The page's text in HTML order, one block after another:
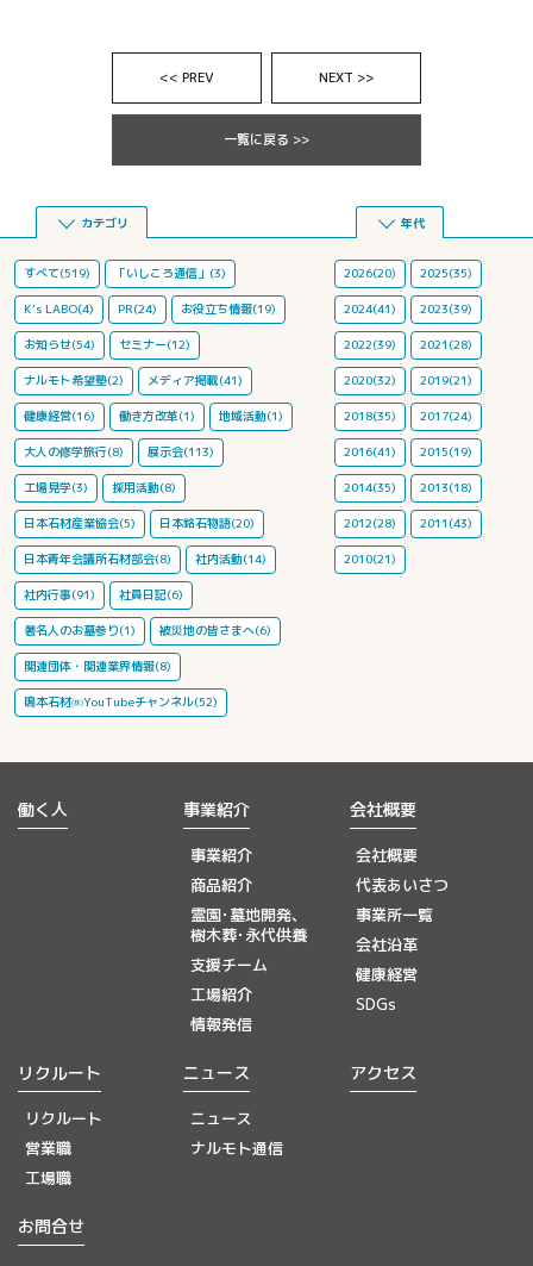
<< PREV NEXT >>
一覧に戻る >>
カテゴリ
すべて(519) 「いしころ通信」(3)
K's LABO(4) PR(24) お役立ち情報(19)
お知らせ(54) セミナー(12)
ナルモト希望塾(2) メディア掲載(41)
健康経営(16) 働き方改革(1) 地域活動(1)
大人の修学旅行(8) 展示会(113)
工場見学(3) 採用活動(8)
日本石材産業協会(5) 日本銘石物語(20)
日本青年会議所石材部会(8) 社内活動(14)
社内行事(91) 社員日記(6)
著名人のお墓参り(1) 被災地の皆さまへ(6)
関連団体・関連業界情報(8)
鳴本石材㈱YouTubeチャンネル(52)
年代
2026(20) 2025(35)
2024(41) 2023(39)
2022(39) 2021(28)
2020(32) 2019(21)
2018(35) 2017(24)
2016(41) 2015(19)
2014(35) 2013(18)
2012(28) 2011(43)
2010(21)
働く人 事業紹介
事業紹介
商品紹介
霊園･墓地開発、
樹木葬･永代供養
支援チーム
工場紹介
情報発信
会社概要
会社概要
代表あいさつ
事業所一覧
会社沿革
健康経営
SDGs
リクルート
リクルート
営業職
工場職
ニュース
ニュース
ナルモト通信
アクセス
お問合せ